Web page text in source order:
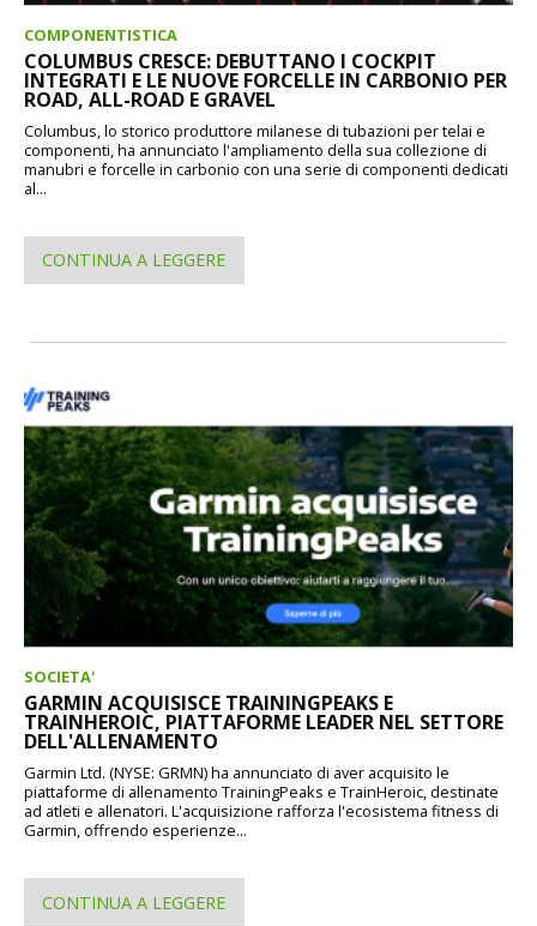
COMPONENTISTICA
COLUMBUS CRESCE: DEBUTTANO I COCKPIT
INTEGRATI E LE NUOVE FORCELLE IN CARBONIO PER
ROAD, ALL-ROAD E GRAVEL
Columbus, lo storico produttore milanese di tubazioni per telai e
componenti, ha annunciato l'ampliamento della sua collezione di
manubri e forcelle in carbonio con una serie di componenti dedicati
al...
CONTINUA A LEGGERE
SOCIETA'
GARMIN ACQUISISCE TRAININGPEAKS E
TRAINHEROIC, PIATTAFORME LEADER NEL SETTORE
DELL'ALLENAMENTO
Garmin Ltd. (NYSE: GRMN) ha annunciato di aver acquisito le
piattaforme di allenamento TrainingPeaks e TrainHeroic, destinate
ad atleti e allenatori. L'acquisizione rafforza l'ecosistema fitness di
Garmin, offrendo esperienze...
CONTINUA A LEGGERE